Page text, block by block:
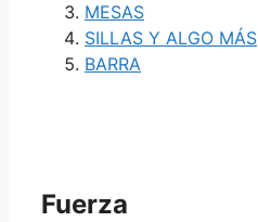
MESAS
SILLAS Y ALGO MÁS
BARRA
Fuerza